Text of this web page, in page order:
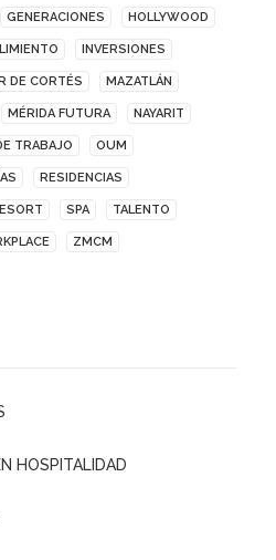
GENERACIONES HOLLYWOOD
INVERSIONES
DE CORTÉS MAZATLÁN
MÉRIDA FUTURA NAYARIT
TRABAJO OUM
RESIDENCIAS
SPA TALENTO
ZMCM
HOSPITALIDAD